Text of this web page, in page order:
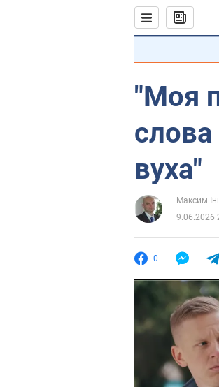
"Моя
слова
вуха"
Максим
9.06.2026
0